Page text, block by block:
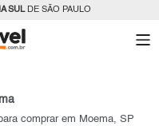
SULDE SÃO PAULO
comprar em Moema, SP